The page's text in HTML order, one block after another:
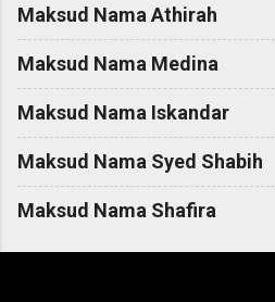
Maksud Nama Athirah
Maksud Nama Medina
Maksud Nama Iskandar
Maksud Nama Syed Shabih
Maksud Nama Shafira